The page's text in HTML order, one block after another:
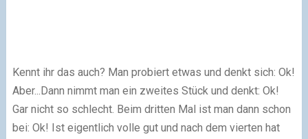
Kennt ihr das auch? Man probiert etwas und denkt sich: Ok!
Aber...Dann nimmt man ein zweites Stück und denkt: Ok!
Gar nicht so schlecht. Beim dritten Mal ist man dann schon
bei: Ok! Ist eigentlich volle gut und nach dem vierten hat